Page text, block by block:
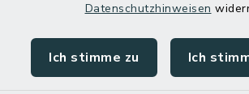
Datenschutzhinweisen
Ich stimme zu Ich
Kontakt